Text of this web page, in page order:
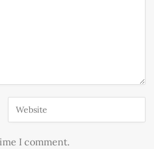
I comment.